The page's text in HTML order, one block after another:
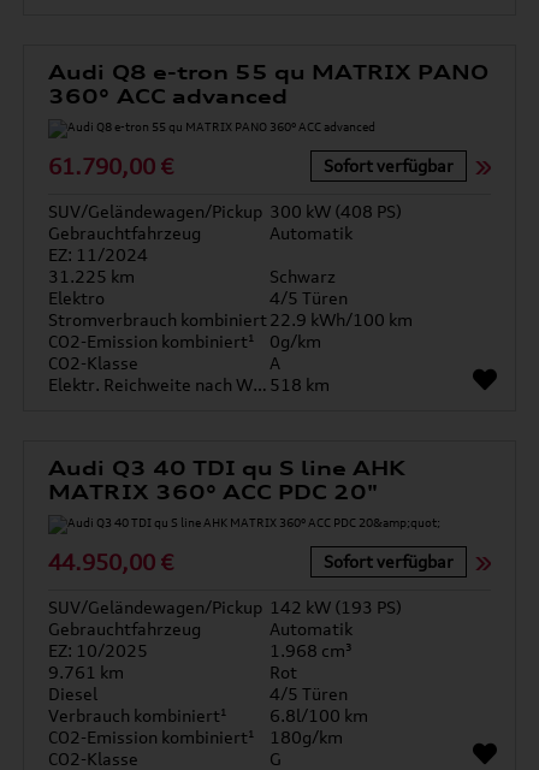
Audi Q8 e-tron 55 qu MATRIX PANO
360° ACC advanced
61.790,00 € Sofort verfügbar
SUV/Geländewagen/Pickup 300 kW (408 PS)
Gebrauchtfahrzeug
Automatik
EZ: 11/2024
31.225 km
Schwarz
Elektro
4/5 Türen
Stromverbrauch kombiniert22.9 kWh/100 km
CO2-Emission kombiniert¹
0g/km
CO2-Klasse
A
Elektr. Reichweite nach WLTP* 518 km
Audi Q3 40 TDI qu S line AHK
MATRIX 360° ACC PDC 20"
44.950,00 € Sofort verfügbar
SUV/Geländewagen/Pickup 142 kW (193 PS)
Gebrauchtfahrzeug
Automatik
EZ: 10/2025
1.968 cm³
9.761 km
Rot
Diesel
4/5 Türen
Verbrauch kombiniert¹
6.8l/100 km
CO2-Emission kombiniert¹
180g/km
CO2-Klasse
G